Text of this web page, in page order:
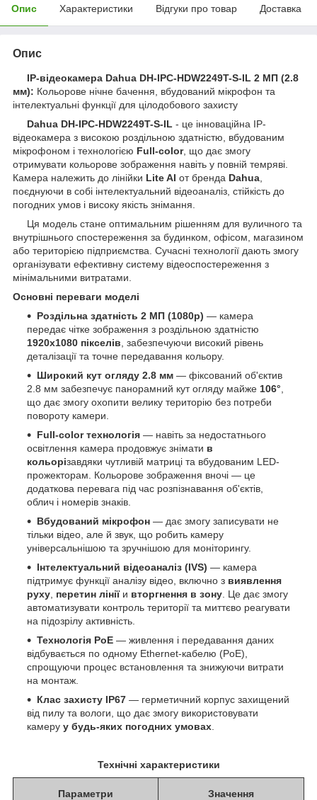
Опис Характеристики Відгуки про товар Доставка
Опис
IP-відеокамера Dahua DH-IPC-HDW2249T-S-IL 2 МП (2.8
мм): Кольорове нічне бачення, вбудований мікрофон та
інтелектуальні функції для цілодобового захисту
Dahua DH-IPC-HDW2249T-S-IL - це інноваційна IP-
відеокамера з високою роздільною здатністю, вбудованим
мікрофоном і технологією Full-color, що дає змогу
отримувати кольорове зображення навіть у повній темряві.
Камера належить до лінійки Lite AI от бренда Dahua
поєднуючи в собі інтелектуальний відеоаналіз, стійкість до
погодних умов і високу якість знімання.
Ця модель стане оптимальним рішенням для вуличного та
внутрішнього спостереження за будинком, офісом, магазином
або територією підприємства. Сучасні технології дають змогу
організувати ефективну систему відеоспостереження з
мінімальними витратами.
Основні переваги моделі
Роздільна здатність 2 МП (1080p) — камера
передає чітке зображення з роздільною здатністю
1920x1080 пікселів , забезпечуючи високий рівень
деталізації та точне передавання кольору.
Широкий кут огляду 2.8 мм — фіксований об'єктив
2.8 мм забезпечує панорамний кут огляду майже 106°
що дає змогу охопити велику територію без потреби
повороту камери.
Full-color технологія — навіть за недостатнього
освітлення камера продовжує знімати в
кольорізавдяки чутливій матриці та вбудованим LED-
прожекторам. Кольорове зображення вночі — це
додаткова перевага під час розпізнавання об'єктів,
облич і номерів знаків.
Вбудований мікрофон — дає змогу записувати не
тільки відео, але й звук, що робить камеру
універсальнішою та зручнішою для моніторингу.
Інтелектуальний відеоаналіз (IVS) — камера
підтримує функції аналізу відео, включно з виявлення
руху перетин лініїи вторгнення в зону . Це дає змогу
автоматизувати контроль території та миттєво реагувати
на підозрілу активність.
Технологія PoE — живлення і передавання даних
відбувається по одному Ethernet-кабелю (PoE),
спрощуючи процес встановлення та знижуючи витрати
на монтаж.
Клас захисту IP67 — герметичний корпус захищений
від пилу та вологи, що дає змогу використовувати
камеру у будь-яких погодних умовах
Технічні характеристики
Параметри Значення